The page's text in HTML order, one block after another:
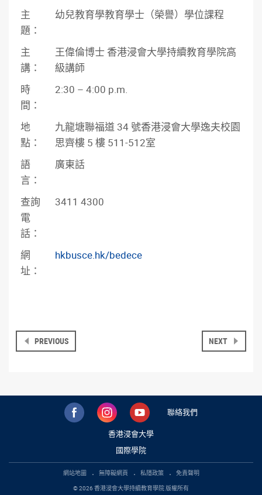
主
題：
幼兒教育學教育學士（榮譽）學位課程
主
講：
王偉倫博士 香港浸會大學持續教育學院高
級講師
時
間：
2:30 – 4:00 p.m.
地
點：
九龍塘聯福道 34 號香港浸會大學逸夫校園
思齊樓 5 樓 511-512室
語
言：
廣東話
查詢
電
話：
3411 4300
網
址：
hkbusce.hk/bedece
PREVIOUS NEXT
聯絡我們
香港浸會大學
國際學院
網站地圖 無障礙網頁 私隱政策
免責聲明
© 2026 香港浸會大學持續教育學院 版權所有